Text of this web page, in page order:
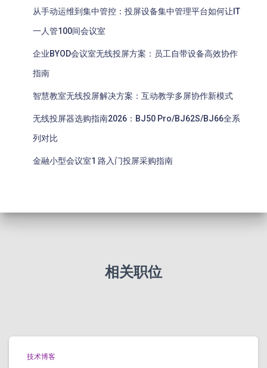
从手动运维到集中管控：投屏设备集中管理平台如何让IT
一人管100间会议室
企业BYOD会议室无线投屏方案：员工自带设备高效协作
指南
智慧教室无线投屏解决方案：互动教学多屏协作新模式
无线投屏器选购指南2026：BJ50 Pro/BJ62S/BJ66全系
列对比
金融小型会议室1 路入门投屏采购指南
相关职位
技术博客